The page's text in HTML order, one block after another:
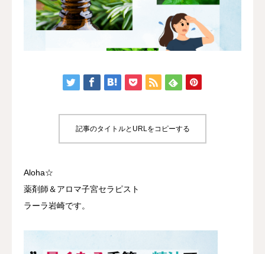
記事のタイトルとURLをコピーする
Aloha☆
薬剤師＆アロマ子宮セラピスト
ラーラ岩崎です。
認定講座